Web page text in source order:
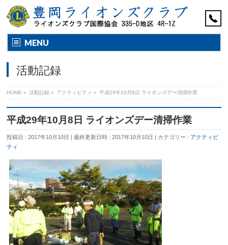
MENU
活動記録
HOME » 活動記録 » アクティビティ » 平成29年10月8日 ライオンズデー清掃作業
平成29年10月8日 ライオンズデー清掃作業
投稿日 : 2017年10月10日 最終更新日時 : 2017年10月10日 カテゴリー : アクティビ
ティ